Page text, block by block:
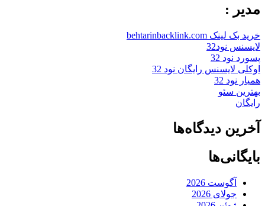
مدیر :
خرید بک لینک behtarinbacklink.com
لایسنس نود32
پسورد نود 32
اوکلی لایسنس رایگان نود 32
همیار نود 32
بهترین سئو
رایگان
آخرین دیدگاه‌ها
بایگانی‌ها
آگوست 2026
جولای 2026